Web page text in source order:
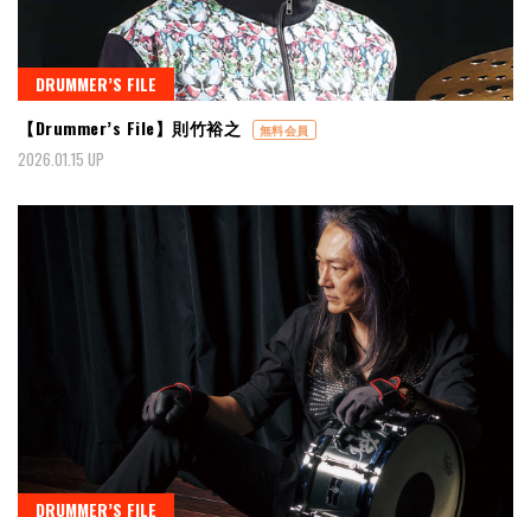
DRUMMER’S FILE
【Drummer’s File】則竹裕之
無料会員
2026.01.15 UP
DRUMMER’S FILE